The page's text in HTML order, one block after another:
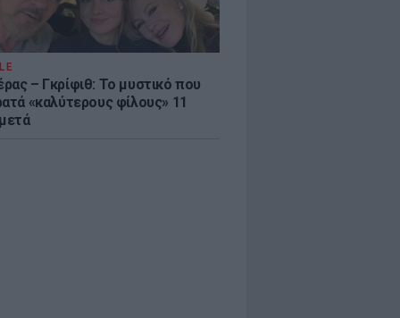
– Γκρίφιθ: Το μυστικό που
«καλύτερους φίλους» 11